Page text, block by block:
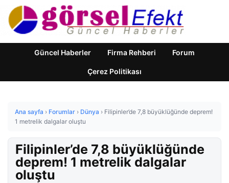
Güncel Haberler Firma Rehberi Forum
Çerez Politikası
Ana sayfa › Forumlar › Dünya › Filipinler’de 7,8 büyüklüğünde deprem!
1 metrelik dalgalar oluştu
Filipinler’de 7,8 büyüklüğünde
deprem! 1 metrelik dalgalar
oluştu